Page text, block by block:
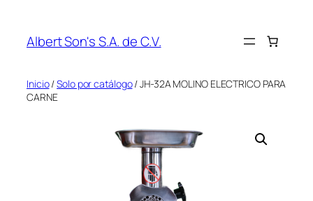
contenido
Albert Son's S.A. de C.V.
Inicio/Solo por catálogo/ JH-32A MOLINO ELECTRICO PARA
CARNE